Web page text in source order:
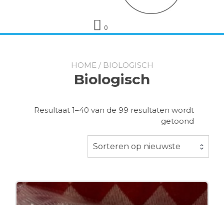
0
HOME/ BIOLOGISCH
Biologisch
Resultaat 1–40 van de 99 resultaten wordt
getoond
Sorteren op nieuwste